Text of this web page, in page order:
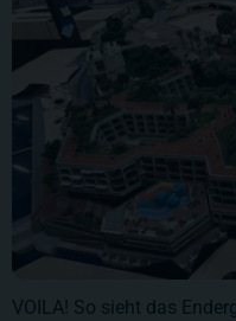
VOILA! So sieht das